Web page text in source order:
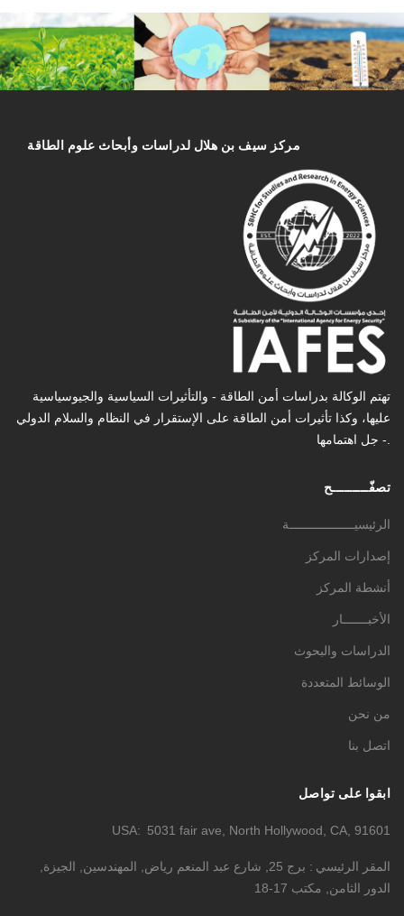
مركز سیف بن هلال لدراسات وأبحاث علوم الطاقة
تهتم الوكالة بدراسات أمن الطاقة - والتأثیرات السیاسیة والجیوسیاسیة
عليها، وكذا تأثیرات أمن الطاقة على الإستقرار في النظام والسلام الدولي
- جل اهتمامها.
تصفّـــــــــح
الرئيسيــــــــــــــــــة
إصدارات المركز
أنشطة المركز
الأخبـــــــار
الدراسات والبحوث
الوسائط المتعددة
من نحن
اتصل بنا
ابقوا على تواصل
USA 5031 fair ave, North Hollywood, CA, 91601
المقر الرئيسي
برج 25, شارع عبد المنعم رياض, المهندسين, الجيزة,
الدور الثامن, مكتب 17-18